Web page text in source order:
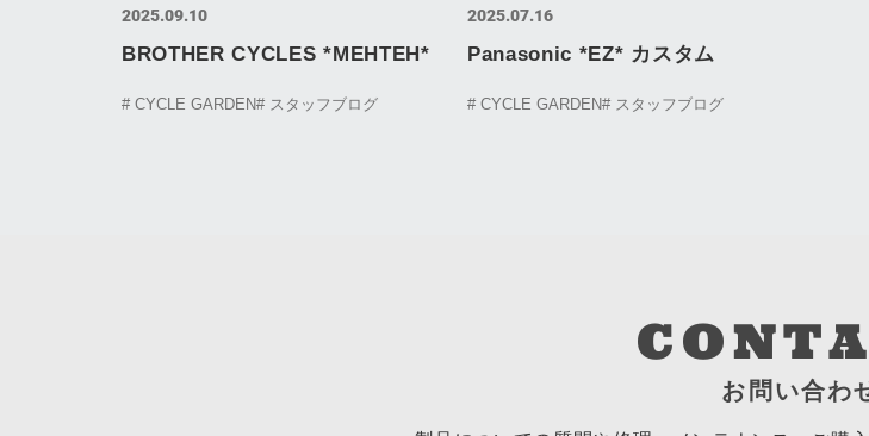
2025.09.10
BROTHER CYCLES *MEHTEH*
# CYCLE GARDEN# スタッフブログ
2025.07.16
Panasonic *EZ* カスタム
# CYCLE GARDEN# スタッフブログ
お問い合わ